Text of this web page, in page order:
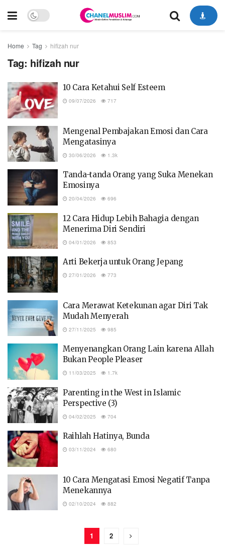
Home Tag hifizah nur
Tag: hifizah nur
10 Cara Ketahui Self Esteem
09/07/2026 717
Mengenal Pembajakan Emosi dan Cara
Mengatasinya
30/06/2026 1.3k
Tanda-tanda Orang yang Suka Menekan
Emosinya
20/04/2026 696
12 Cara Hidup Lebih Bahagia dengan
Menerima Diri Sendiri
04/01/2026 853
Arti Bekerja untuk Orang Jepang
27/01/2026 773
Cara Merawat Ketekunan agar Diri Tak
Mudah Menyerah
27/11/2025 985
Menyenangkan Orang Lain karena Allah
Bukan People Pleaser
11/03/2025 1.7k
Parenting in the West in Islamic
Perspective (3)
04/02/2025 704
Raihlah Hatinya, Bunda
03/11/2024 680
10 Cara Mengatasi Emosi Negatif Tanpa
Menekannya
02/10/2024 882
1 2